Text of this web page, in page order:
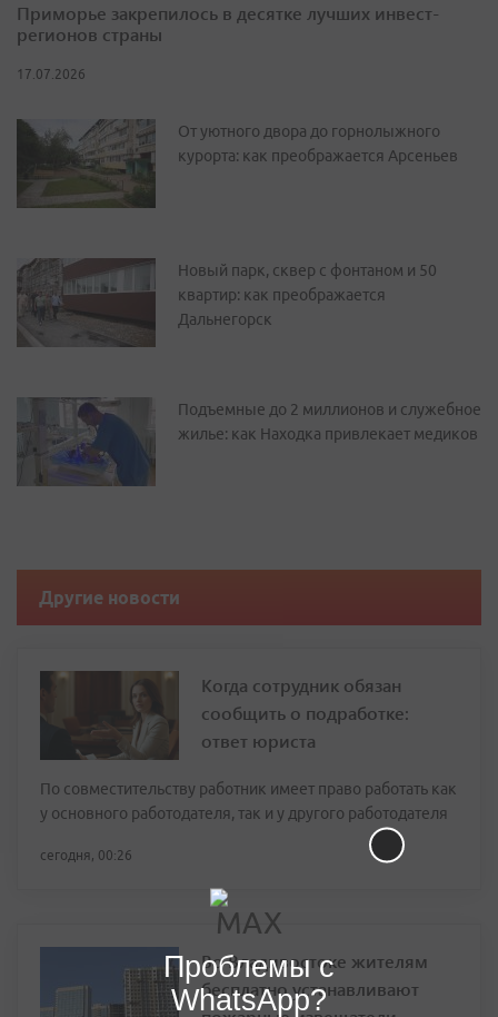
Приморье закрепилось в десятке лучших инвест-
регионов страны
17.07.2026
От уютного двора до горнолыжного
курорта: как преображается Арсеньев
Новый парк, сквер с фонтаном и 50
квартир: как преображается
Дальнегорск
Подъемные до 2 миллионов и служебное
жилье: как Находка привлекает медиков
Другие новости
Когда сотрудник обязан
сообщить о подработке:
ответ юриста
По совместительству работник имеет право работать как
у основного работодателя, так и у другого работодателя
сегодня, 00:26
Во Владивостоке жителям
бесплатно устанавливают
Проблемы с
WhatsApp?